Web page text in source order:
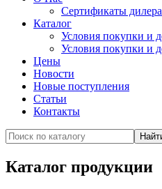
Сертификаты дилера
Каталог
Условия покупки и
Условия покупки и
Цены
Новости
Новые поступления
Статьи
Контакты
Каталог продукции